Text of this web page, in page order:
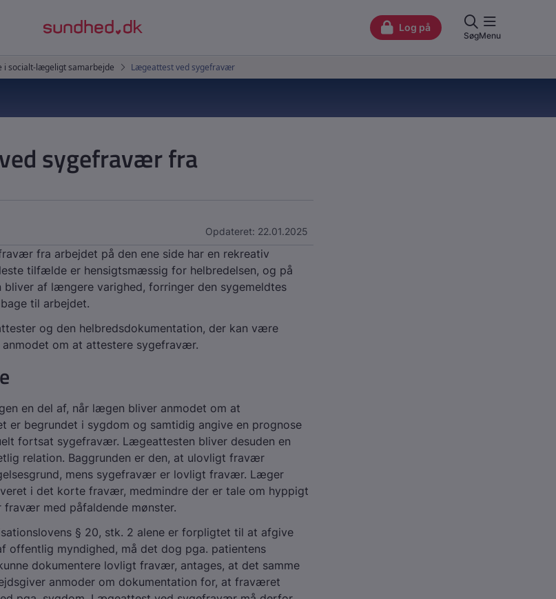
sygefravær fra
Opdateret: 22.01.2025
fra arbejdet på den ene side har en rekreativ
tilfælde er hensigtsmæssig for helbredelsen, og på
bliver af længere varighed, forringer den sygemeldtes
til arbejdet.
og den helbredsdokumentation, der kan være
om at attestere sygefravær.
en del af, når lægen bliver anmodet om at
er begrundet i sygdom og samtidig angive en prognose
fortsat sygefravær. Lægeattesten bliver desuden en
relation. Baggrunden er den, at ulovligt fravær
mens sygefravær er lovligt fravær. Læger
i det korte fravær, medmindre der er tale om hyppigt
med påfaldende mønster.
§ 20, stk. 2 alene er forpligtet til at afgive
myndighed, må det dog pga. patientens
dokumentere lovligt fravær, antages, at det samme
anmoder om dokumentation for, at fraværet